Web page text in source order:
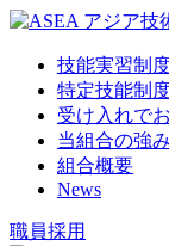
技能実習制
特定技能制
受け入れで
当組合の強み
組合概要
News
職員採用